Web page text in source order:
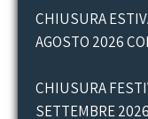
CHIUSURA
AGOSTO 2026
CHIUSURA
SETTEMBRE 2026